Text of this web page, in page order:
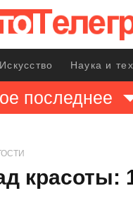
Искусство Наука и
последнее
красоты: